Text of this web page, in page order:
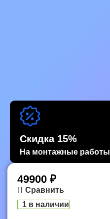
Скидка 15%
На монтажные работы
49900 ₽
Сравнить
1 в наличии